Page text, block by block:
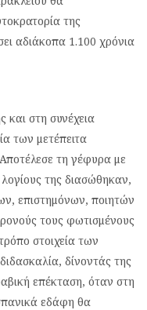
της
αδιάκοπα 1.100 χρόνια
στη συνέχεια
των μετέπειτα
τη γέφυρα με
της διασώθηκαν,
επιστημόνων, ποιητών
τους φωτισμένους
στοιχεία των
δίνοντάς της
επέκταση, όταν στη
εδάφη θα